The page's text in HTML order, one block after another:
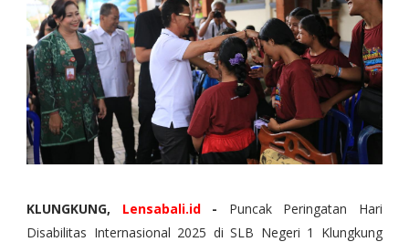
KLUNGKUNG, Lensabali.id- Puncak Peringatan Hari
Disabilitas Internasional 2025 di SLB Negeri 1 Klungkung